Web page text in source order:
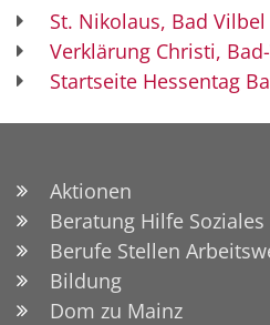
St. Nikolaus, Bad Vilbel
Verklärung Christi,
Startseite Hessentag
Aktionen
Beratung Hilfe Soziales
Berufe Stellen
Bildung
Dom zu Mainz